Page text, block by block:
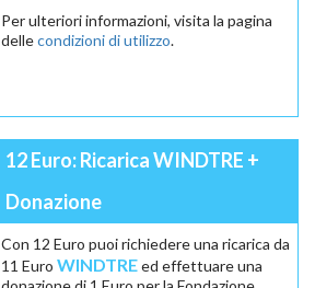
Per ulteriori informazioni, visita la pagina
dellecondizioni di utilizzo.
12 Euro: Ricarica WINDTRE +
Donazione
Con 12 Euro puoi richiedere una ricarica da
11 Euro WINDTREed effettuare una